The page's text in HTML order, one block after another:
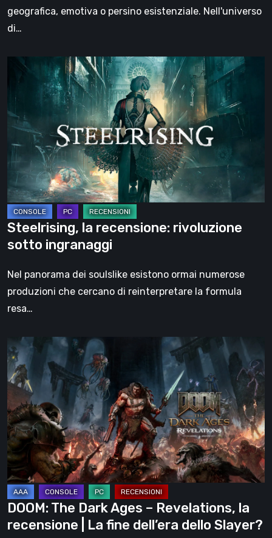
geografica, emotiva o persino esistenziale. Nell'universo
di…
Steelrising,
recensione:
rivoluzione
sotto
ingranaggi
Steelrising, la recensione: rivoluzione
sotto ingranaggi
Nel panorama dei soulslike esistono ormai numerose
produzioni che cercano di reinterpretare la formula
resa…
DOOM:
The
Dark
Ages
–
Revelations,
la
recensione
|
La
fine
dell’era
DOOM: The Dark Ages – Revelations, la
recensione | La fine dell’era dello Slayer?